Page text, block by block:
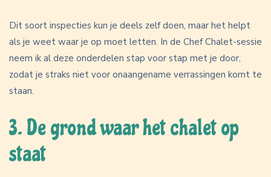
Dit soort inspecties kun je deels zelf doen, maar het helpt
als je weet waar je op moet letten. In de Chef Chalet-sessie
neem ik al deze onderdelen stap voor stap met je door,
zodat je straks niet voor onaangename verrassingen komt te
staan.
3. De grond waar het chalet op
staat